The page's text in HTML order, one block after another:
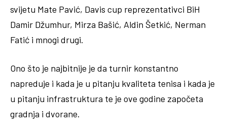
svijetu Mate Pavić, Davis cup reprezentativci BiH
Damir Džumhur, Mirza Bašić, Aldin Šetkić, Nerman
Fatić i mnogi drugi.
Ono što je najbitnije je da turnir konstantno
napreduje i kada je u pitanju kvaliteta tenisa i kada je
u pitanju infrastruktura te je ove godine započeta
gradnja i dvorane.